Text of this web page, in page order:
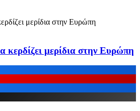
μερίδια στην Ευρώπη